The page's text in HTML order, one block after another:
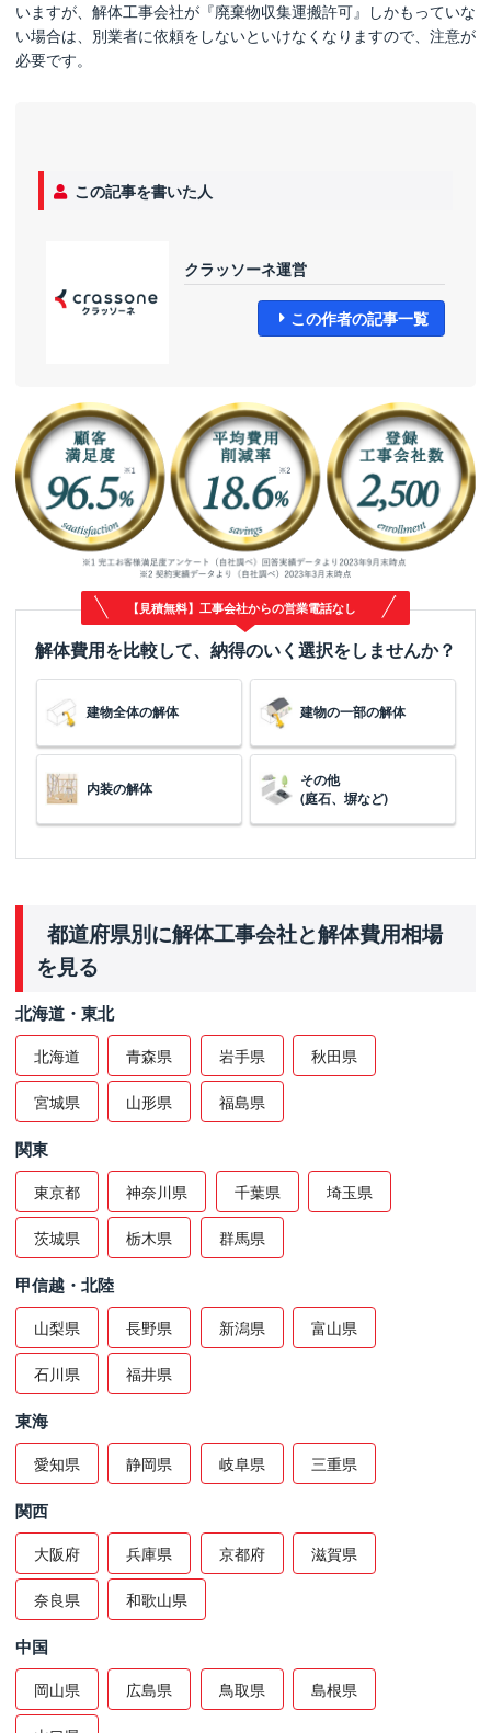
いますが、解体工事会社が『廃棄物収集運搬許可』しかもっていな
い場合は、別業者に依頼をしないといけなくなりますので、注意が
必要です。
この記事を書いた人
クラッソーネ運営
この作者の記事一覧
【見積無料】工事会社からの営業電話なし
解体費用を比較して、納得のいく選択をしませんか？
建物全体の解体 建物の一部の解体
内装の解体
その他
(庭石、塀など)
都道府県別に解体工事会社と解体費用相場
を見る
北海道・東北
北海道 青森県 岩手県 秋田県
宮城県 山形県 福島県
関東
東京都 神奈川県 千葉県 埼玉県
茨城県 栃木県 群馬県
甲信越・北陸
山梨県 長野県 新潟県 富山県
石川県 福井県
東海
愛知県 静岡県 岐阜県 三重県
関西
大阪府 兵庫県 京都府 滋賀県
奈良県 和歌山県
中国
岡山県 広島県 鳥取県 島根県